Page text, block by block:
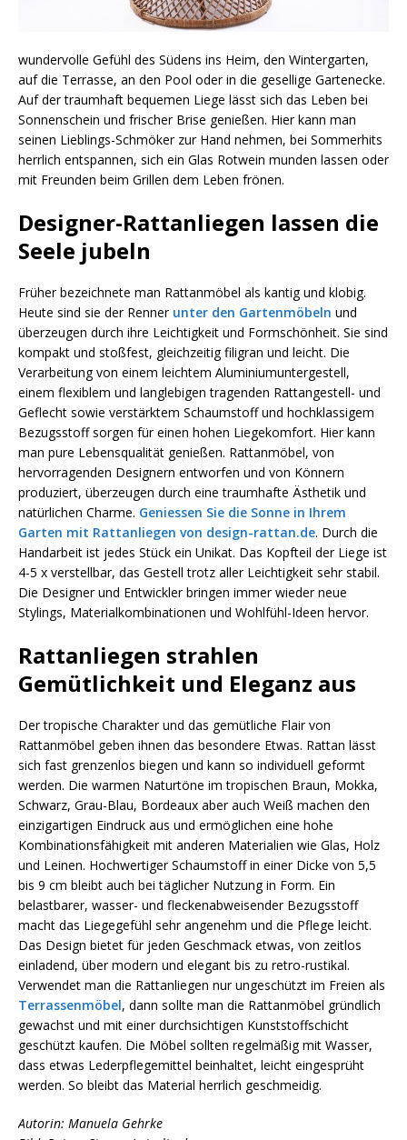
wundervolle Gefühl des Südens ins Heim, den Wintergarten,
auf die Terrasse, an den Pool oder in die gesellige Gartenecke.
Auf der traumhaft bequemen Liege lässt sich das Leben bei
Sonnenschein und frischer Brise genießen. Hier kann man
seinen Lieblings-Schmöker zur Hand nehmen, bei Sommerhits
herrlich entspannen, sich ein Glas Rotwein munden lassen oder
mit Freunden beim Grillen dem Leben frönen.
Designer-Rattanliegen lassen die
Seele jubeln
Früher bezeichnete man Rattanmöbel als kantig und klobig.
Heute sind sie der Renner unter den Gartenmöbeln und
überzeugen durch ihre Leichtigkeit und Formschönheit. Sie sind
kompakt und stoßfest, gleichzeitig filigran und leicht. Die
Verarbeitung von einem leichtem Aluminiumuntergestell,
einem flexiblem und langlebigen tragenden Rattangestell- und
Geflecht sowie verstärktem Schaumstoff und hochklassigem
Bezugsstoff sorgen für einen hohen Liegekomfort. Hier kann
man pure Lebensqualität genießen. Rattanmöbel, von
hervorragenden Designern entworfen und von Könnern
produziert, überzeugen durch eine traumhafte Ästhetik und
natürlichen Charme. Geniessen Sie die Sonne in Ihrem
Garten mit Rattanliegen von design-rattan.de. Durch die
Handarbeit ist jedes Stück ein Unikat. Das Kopfteil der Liege ist
4-5 x verstellbar, das Gestell trotz aller Leichtigkeit sehr stabil.
Die Designer und Entwickler bringen immer wieder neue
Stylings, Materialkombinationen und Wohlfühl-Ideen hervor.
Rattanliegen strahlen
Gemütlichkeit und Eleganz aus
Der tropische Charakter und das gemütliche Flair von
Rattanmöbel geben ihnen das besondere Etwas. Rattan lässt
sich fast grenzenlos biegen und kann so individuell geformt
werden. Die warmen Naturtöne im tropischen Braun, Mokka,
Schwarz, Grau-Blau, Bordeaux aber auch Weiß machen den
einzigartigen Eindruck aus und ermöglichen eine hohe
Kombinationsfähigkeit mit anderen Materialien wie Glas, Holz
und Leinen. Hochwertiger Schaumstoff in einer Dicke von 5,5
bis 9 cm bleibt auch bei täglicher Nutzung in Form. Ein
belastbarer, wasser- und fleckenabweisender Bezugsstoff
macht das Liegegefühl sehr angenehm und die Pflege leicht.
Das Design bietet für jeden Geschmack etwas, von zeitlos
einladend, über modern und elegant bis zu retro-rustikal.
Verwendet man die Rattanliegen nur ungeschützt im Freien als
Terrassenmöbel, dann sollte man die Rattanmöbel gründlich
gewachst und mit einer durchsichtigen Kunststoffschicht
geschützt kaufen. Die Möbel sollten regelmäßig mit Wasser,
dass etwas Lederpflegemittel beinhaltet, leicht eingesprüht
werden. So bleibt das Material herrlich geschmeidig.
Autorin: Manuela Gehrke